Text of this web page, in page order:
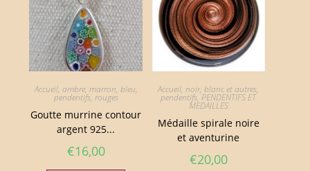
Accueil, ambre, marron, bleu,
pendentifs, rouges
Goutte murrine contour
argent 925...
€16,00
Accueil,noir, blanc et autres,
pendentifs,PENDENTIFS ET
MEDAILLES
Médaille spirale noire
et aventurine
€20,00